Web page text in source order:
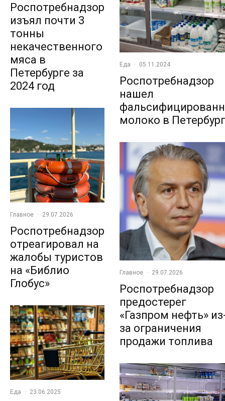
Роспотребнадзор
изъял почти 3
тонны
некачественного
мяса в
Петербурге за
2024 год
Главное · 29.07.2026
Роспотребнадзор
отреагировал на
жалобы туристов
на «Библио
Глобус»
Еда · 23.06.2025
Еда · 05.11.2024
Роспотребнадзор
нашел
молоко в
Главное · 29.07.2026
Роспотребнадзор
предостерег
«Газпром нефть»
за ограничения
продажи топлива